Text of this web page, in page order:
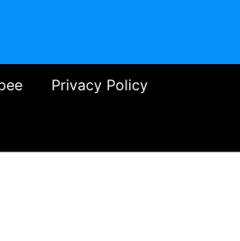
Privacy Policy